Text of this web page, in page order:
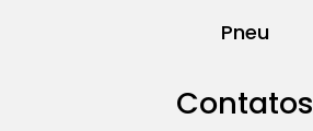
Pneu
Contatos